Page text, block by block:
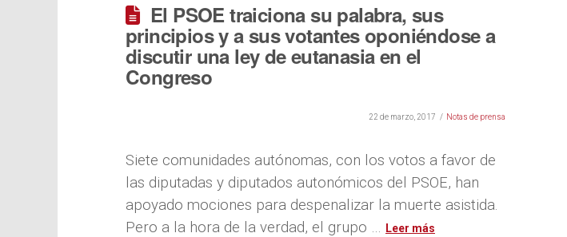
El PSOE traiciona su palabra, sus
principios y a sus votantes oponiéndose a
discutir una ley de eutanasia en el
Congreso
22 de marzo, 2017 Notas de prensa
Siete comunidades autónomas, con los votos a favor de
las diputadas y diputados autonómicos del PSOE, han
apoyado mociones para despenalizar la muerte asistida.
Pero a la hora de la verdad, el grupo …